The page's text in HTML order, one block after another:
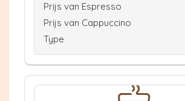
Prijs van Espresso
Prijs van Cappuccino
Type